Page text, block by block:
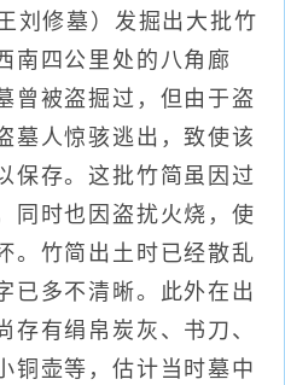
刘修墓）发掘出大批竹
南四公里处的八角廊
曾被盗掘过，但由于盗
墓人惊骇逃出，致使该
保存。这批竹简虽因过
同时也因盗扰火烧，使
。竹简出土时已经散乱
已多不清晰。此外在出
存有绢帛炭灰、书刀、
铜壶等，估计当时墓中